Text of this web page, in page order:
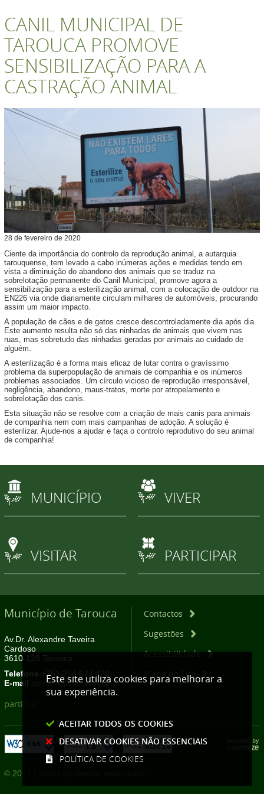
CANIL MUNICIPAL DE
TAROUCA PROMOVE
SENSIBILIZAÇÃO PARA A
CASTRAÇÃO ANIMAL
28 de fevereiro de 2020
Ciente da importância do controlo da reprodução animal, a autarquia
tarouquense, tem levado a cabo inúmeras ações e medidas tendo em
vista a diminuição do abandono dos animais que se traduz na
sobrelotação permanente do Canil Municipal, promove agora a
sensibilização para a esterilização animal, com a colocação de outdoor na
EN226 via onde diariamente circulam milhares de automóveis, procurando
assim um maior impacto.
A população de cães e de gatos cresce descontroladamente dia após dia.
Este aumento resulta não só das ninhadas de animais que vivem nas
ruas, mas sobretudo das ninhadas geradas por animais ao cuidado de
alguém.
A esterilização é a forma mais eficaz de lutar contra o gravíssimo
problema da superpopulação de animais de companhia e os inúmeros
problemas associados. Um círculo vicioso de reprodução irresponsável,
negligência, abandono, maus-tratos, morte por atropelamento e
sobrelotação dos canis.
Esta situação não se resolve com a criação de mais canis para animais
de companhia nem com mais campanhas de adoção. A solução é
esterilizar. Ajude-nos a ajudar e faça o controlo reprodutivo do seu animal
de companhia!
MUNICÍPIO VIVER
VISITAR PARTICIPAR
Município de Tarouca
Av.Dr. Alexandre Taveira
Cardoso
3610-128 Tarouca
Telefone +351 254 677 420
E-mail
camara@cm-tarouca.pt
Contactos
Sugestões
Acessibilidade
Mapa do Site
partilhar
© 2017 | Todos os direitos reservados
Este site utiliza cookies para melhorar a
sua experiência.
ACEITAR TODOS OS COOKIES
DESATIVAR COOKIES NÃO ESSENCIAIS
POLÍTICA DE COOKIES